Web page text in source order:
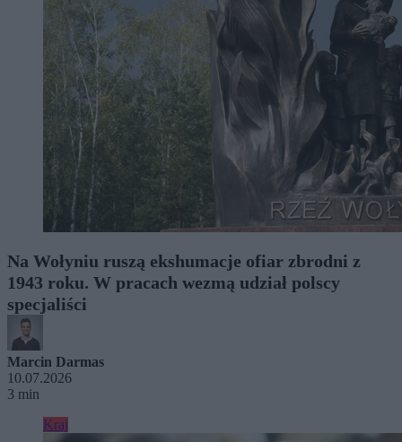
Na Wołyniu ruszą ekshumacje ofiar zbrodni z
1943 roku. W pracach wezmą udział polscy
specjaliści
Marcin Darmas
10.07.2026
3 min
Kraj